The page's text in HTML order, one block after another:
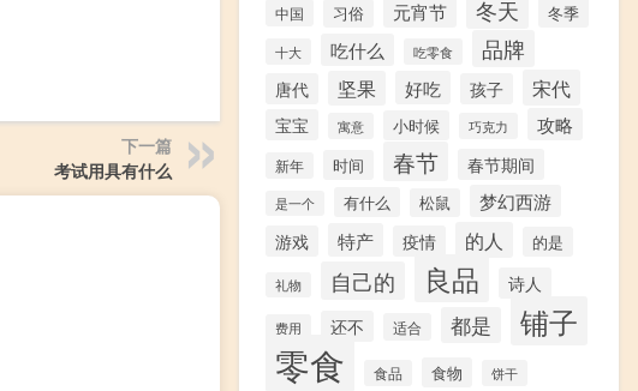
下一篇
考试用具有什么
中国 习俗 元宵节 冬天 冬季
十大 吃什么 吃零食 品牌
唐代 坚果 好吃 孩子 宋代
宝宝 寓意 小时候 巧克力 攻略
新年 时间 春节 春节期间
是一个 有什么 松鼠 梦幻西游
游戏 特产 疫情 的人 的是
礼物 自己的 良品 诗人
费用 还不 适合 都是 铺子
零食 食品 食物 饼干